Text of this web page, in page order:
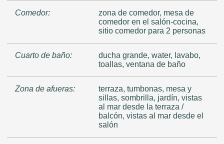
Comedor:
zona de comedor, mesa de
comedor en el salón-cocina,
sitio comedor para 2 personas
Cuarto de baño:
ducha grande, water, lavabo,
toallas, ventana de baño
Zona de afueras:
terraza, tumbonas, mesa y
sillas, sombrilla, jardín, vistas
al mar desde la terraza /
balcón, vistas al mar desde el
salón